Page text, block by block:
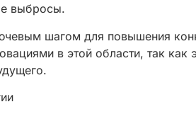
выбросы.
шагом для повышения
в этой области, так как